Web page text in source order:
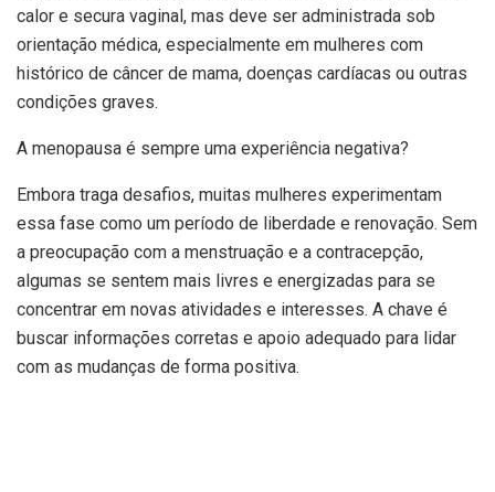
calor e secura vaginal, mas deve ser administrada sob
orientação médica, especialmente em mulheres com
histórico de câncer de mama, doenças cardíacas ou outras
condições graves.
A menopausa é sempre uma experiência negativa?
Embora traga desafios, muitas mulheres experimentam
essa fase como um período de liberdade e renovação. Sem
a preocupação com a menstruação e a contracepção,
algumas se sentem mais livres e energizadas para se
concentrar em novas atividades e interesses. A chave é
buscar informações corretas e apoio adequado para lidar
com as mudanças de forma positiva.